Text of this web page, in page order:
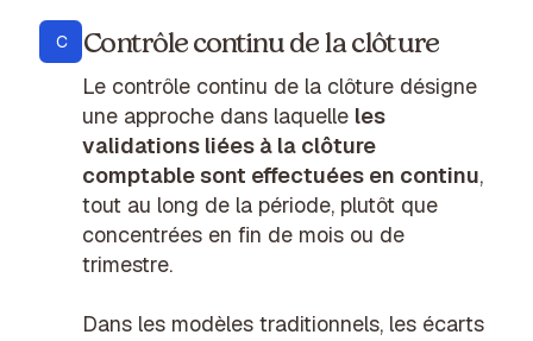
C Contrôle continu de la clôture
Le contrôle continu de la clôture désigne
une approche dans laquelle les
validations liées à la clôture
comptable sont effectuées en continu,
tout au long de la période, plutôt que
concentrées en fin de mois ou de
trimestre.
Dans les modèles traditionnels, les écarts